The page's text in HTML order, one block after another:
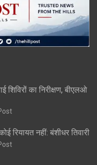
का निरीक्षण, बीएलओ
रियायत नहीं: बंशीधर तिवारी